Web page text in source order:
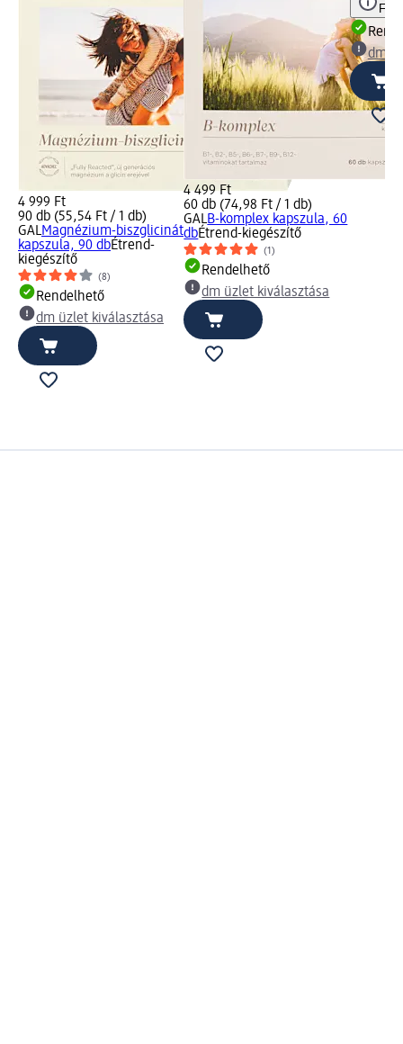
4 999 Ft
90 db (55,54 Ft / 1 db)
GALMagnézium-biszglicinát
kapszula, 90 dbÉtrend-
kiegészítő
(8)
Rendelhető
dm üzlet kiválasztása
4 499 Ft
60 db (74,98 Ft / 1 db)
GALB-komplex kapszula, 60
dbÉtrend-kiegészítő
(1)
Rendelhető
dm üzlet kiválasztása
dm